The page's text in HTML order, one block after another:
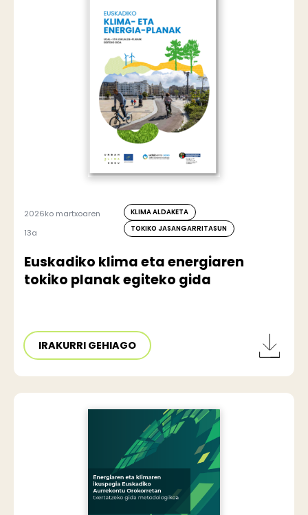
2026ko martxoaren
13a
KLIMA ALDAKETA
TOKIKO JASANGARRITASUN
Euskadiko klima eta energiaren
tokiko planak egiteko gida
IRAKURRI GEHIAGO